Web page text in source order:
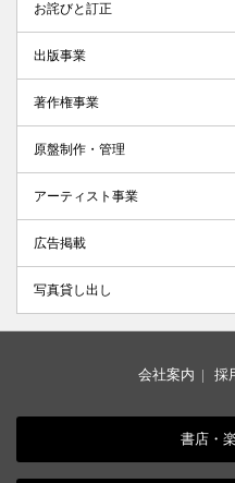
お詫びと訂正
出版事業
著作権事業
原盤制作・管理
アーティスト事業
広告掲載
写真貸し出し
会社案内 | 採
書店・